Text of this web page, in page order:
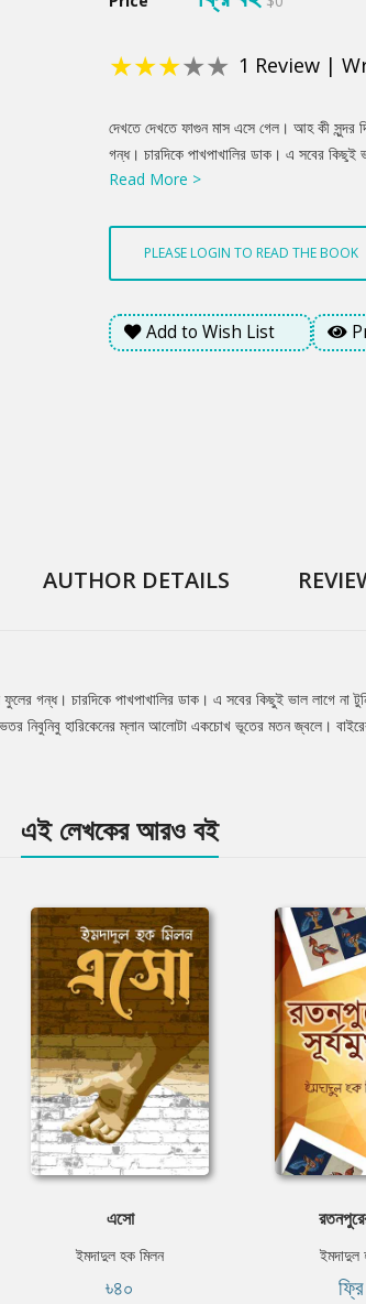
★★★★★ 1 Review |
Product
Summery
দেখতে দেখতে ফাগুন মাস এসে গেল। আহ কী সুন্দর
গন্ধ। চারদিকে পাখপাখালির ডাক। এ সবের কিছুই
যায় টুনির। হঠাৎ করে। তারপর কিছুতেই আর ঘুম
গাছপালায় মৃদু বাতাসের চলাচল। টিনের চালের
ভয়। মার গায়ের সঙ্গে ঘন হয়ে মিশে থাকে টুনি।
Read More >
PLEASE LOGIN TO READ THE BOOK
Add to Wish List
AUTHOR DETAILS
গন্ধ। চারদিকে পাখপাখালির ডাক। এ সবের কিছুই ভাল লাগে না
নিবুনিবু হারিকেনের ম্লান আলোটা একচোখ ভূতের মতন জ্বলে।
এই লেখকের আরও বই
এসো
ইমদাদুল হক মিলন
৳৪০
ইমদাদুল